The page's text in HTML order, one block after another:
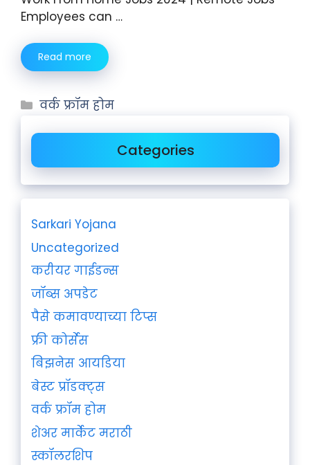
Employees can …
Read more
वर्क फ्रॉम होम
Categories
Sarkari Yojana
Uncategorized
करीयर गाईडन्स
जॉब्स अपडेट
पैसे कमावण्याच्या टिप्स
फ्री कोर्सेस
बिझनेस आयडिया
बेस्ट प्रॉडक्ट्स
वर्क फ्रॉम होम
शेअर मार्केट मराठी
स्कॉलरशिप